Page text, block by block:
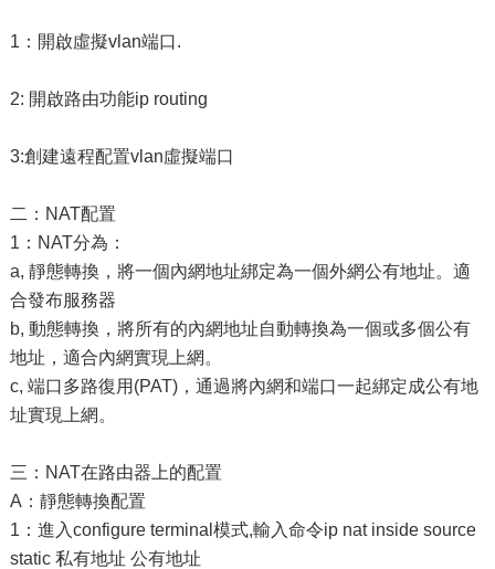
1：開啟虛擬vlan端口.
2: 開啟路由功能ip routing
3:創建遠程配置vlan虛擬端口
二：NAT配置
1：NAT分為：
a, 靜態轉換，將一個內網地址綁定為一個外網公有地址。適
合發布服務器
b, 動態轉換，將所有的內網地址自動轉換為一個或多個公有
地址，適合內網實現上網。
c, 端口多路復用(PAT)，通過將內網和端口一起綁定成公有地
址實現上網。
三：NAT在路由器上的配置
A：靜態轉換配置
1：進入configure terminal模式,輸入命令ip nat inside source
static 私有地址 公有地址